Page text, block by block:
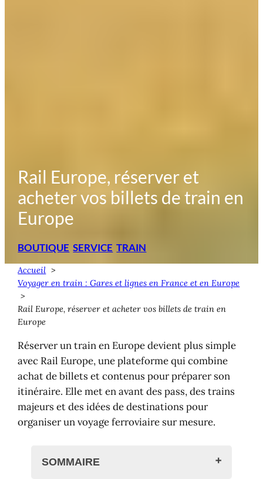
Rail Europe, réserver et
acheter vos billets de train en
Europe
BOUTIQUE SERVICE TRAIN
Accueil
Voyager en train : Gares et lignes en France et en Europe
Rail Europe, réserver et acheter vos billets de train en
Europe
Réserver un train en Europe devient plus simple
avec Rail Europe, une plateforme qui combine
achat de billets et contenus pour préparer son
itinéraire. Elle met en avant des pass, des trains
majeurs et des idées de destinations pour
organiser un voyage ferroviaire sur mesure.
SOMMAIRE